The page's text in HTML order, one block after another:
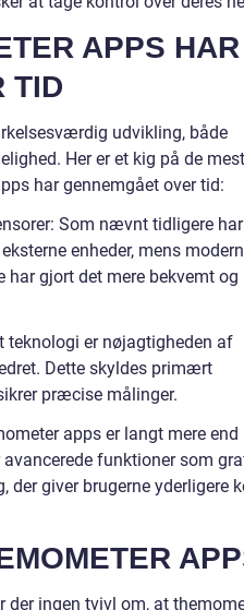
APPS HAR
TID
udvikling, både
Her er et kig på de mest
har gennemgået over tid:
Som nævnt tidligere
enheder, mens
har gjort det mere bekvemt og
teknologi er nøjagtigheden af
Dette skyldes primært
præcise målinger.
apps er langt mere end
funktioner som
der giver brugerne yderligere
ingen tvivl om, at